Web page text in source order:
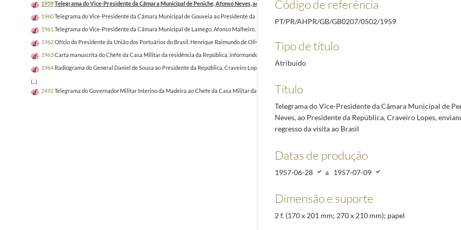
1959Telegrama do Vice-Presidente da Câmara Municipal de Peniche, Afonso Neves, ao Presidente da República, Craveiro Lopes, enviando saudações no regresso da
1960Telegrama do Vice-Presidente da Câmara Municipal de Gouveia ao Presidente da República, Craveiro Lopes, enviando saudações no regresso da visita ao Brasil
1961 Telegrama do Vice-Presidente da Câmara Municipal de Lamego, Afonso Malheiro, ao Presidente da República, Craveiro Lopes, enviando saudações no regresso da
1962Ofício do Presidente da União dos Portuários do Brasil, Henrique Raimundo de Oliveira, ao Presidente da República, Craveiro Lopes, enviando saudações por
1963Carta manuscrita do Chefe da Casa Militar da residência da República, informando o Presidente Craveiro Lopes do telegrama recebido no dia da partida para a
1964 Radiograma do General Daniel de Sousa ao Presidente da República, Craveiro Lopes, enviando saudações no regresso da visita ao Brasil
(...)
2492Telegrama do Governador Militar Interino da Madeira ao Chefe da Casa Militar da Presidência da República, felicitando o Presidente da República, Craveiro Lopes,
Código de referência
PT/PR/AHPR/GB/GB0207/0502/1959
Tipo de título
Atribuído
Título
Telegrama do Vice-Presidente da Câmara Municipal de
Neves, ao Presidente da República, Craveiro Lopes,
regresso da visita ao Brasil
Datas de produção
1957-06-28 a 1957-07-09
Dimensão e suporte
2 f. (170 x 201 mm; 270 x 210 mm); papel